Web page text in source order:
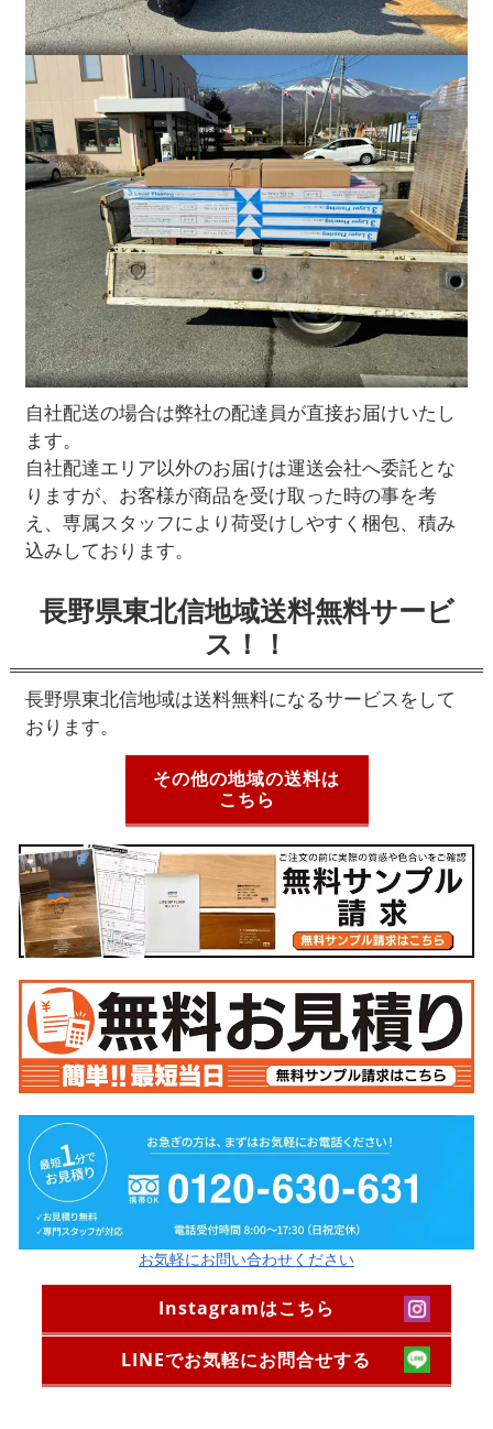
自社配送の場合は弊社の配達員が直接お届けいたし
ます。
自社配達エリア以外のお届けは運送会社へ委託とな
りますが、お客様が商品を受け取った時の事を考
え、専属スタッフにより荷受けしやすく梱包、積み
込みしております。
長野県東北信地域送料無料サービ
ス！！
長野県東北信地域は送料無料になるサービスをして
おります。
その他の地域の送料は
こちら
お気軽にお問い合わせください
Instagramはこちら
LINEでお気軽にお問合せする